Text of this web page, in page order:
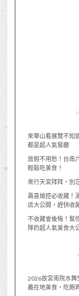
來華山看展覽不知
都是超人氣餐廳
放假不用愁！台南
輕鬆吃美食！
來行天宮拜拜，別
壽喜燒控必收藏！
店大公開，趕快收
不收藏會後悔！幫
隊的超人氣美食大
2026故宮南院水舞
義在地美食，吃飽